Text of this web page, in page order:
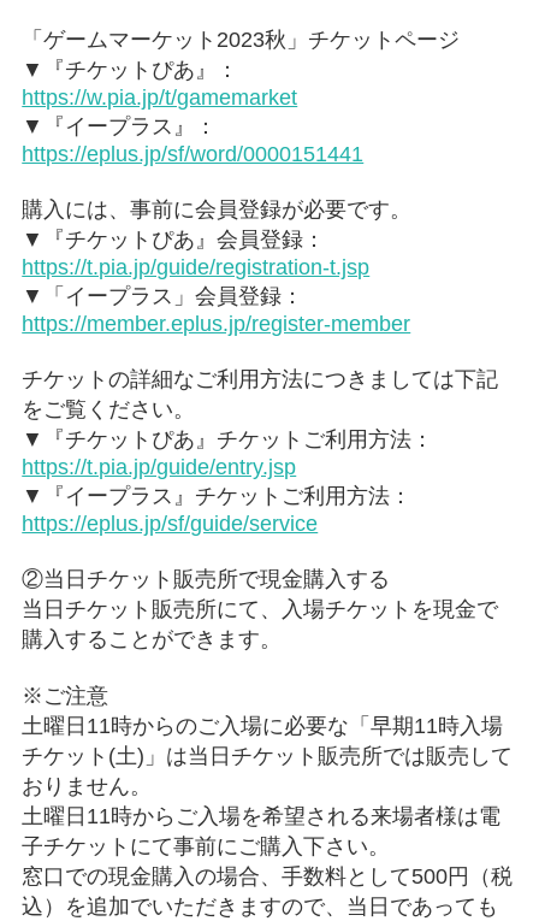
「ゲームマーケット2023秋」チケットページ
▼『チケットぴあ』：
https://w.pia.jp/t/gamemarket
▼『イープラス』：
https://eplus.jp/sf/word/0000151441
購入には、事前に会員登録が必要です。
▼『チケットぴあ』会員登録：
https://t.pia.jp/guide/registration-t.jsp
▼「イープラス」会員登録：
https://member.eplus.jp/register-member
チケットの詳細なご利用方法につきましては下記
をご覧ください。
▼『チケットぴあ』チケットご利用方法：
https://t.pia.jp/guide/entry.jsp
▼『イープラス』チケットご利用方法：
https://eplus.jp/sf/guide/service
②当日チケット販売所で現金購入する
当日チケット販売所にて、入場チケットを現金で
購入することができます。
※ご注意
土曜日11時からのご入場に必要な「早期11時入場
チケット(土)」は当日チケット販売所では販売して
おりません。
土曜日11時からご入場を希望される来場者様は電
子チケットにて事前にご購入下さい。
窓口での現金購入の場合、手数料として500円（税
込）を追加でいただきますので、当日であっても